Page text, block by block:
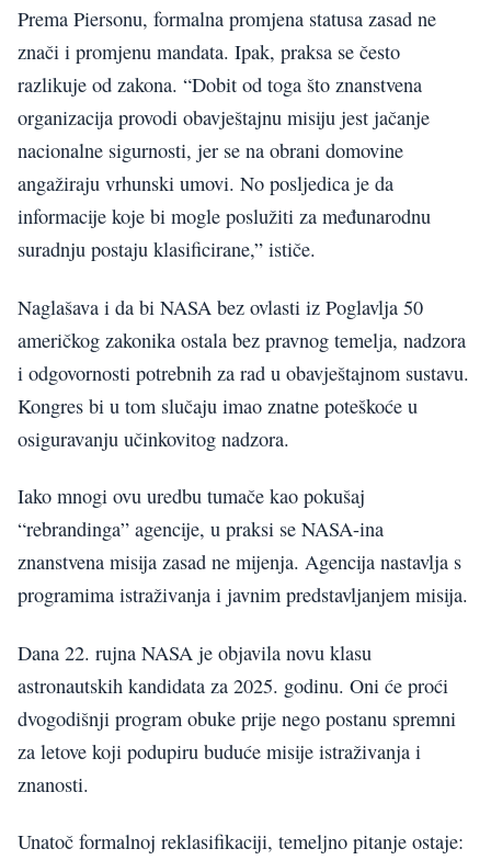
Prema Piersonu, formalna promjena statusa zasad ne
znači i promjenu mandata. Ipak, praksa se često
razlikuje od zakona. “Dobit od toga što znanstvena
organizacija provodi obavještajnu misiju jest jačanje
nacionalne sigurnosti, jer se na obrani domovine
angažiraju vrhunski umovi. No posljedica je da
informacije koje bi mogle poslužiti za međunarodnu
suradnju postaju klasificirane,” ističe.
Naglašava i da bi NASA bez ovlasti iz Poglavlja 50
američkog zakonika ostala bez pravnog temelja, nadzora
i odgovornosti potrebnih za rad u obavještajnom sustavu.
Kongres bi u tom slučaju imao znatne poteškoće u
osiguravanju učinkovitog nadzora.
Iako mnogi ovu uredbu tumače kao pokušaj
“rebrandinga” agencije, u praksi se NASA-ina
znanstvena misija zasad ne mijenja. Agencija nastavlja s
programima istraživanja i javnim predstavljanjem misija.
Dana 22. rujna NASA je objavila novu klasu
astronautskih kandidata za 2025. godinu. Oni će proći
dvogodišnji program obuke prije nego postanu spremni
za letove koji podupiru buduće misije istraživanja i
znanosti.
Unatoč formalnoj reklasifikaciji, temeljno pitanje ostaje: